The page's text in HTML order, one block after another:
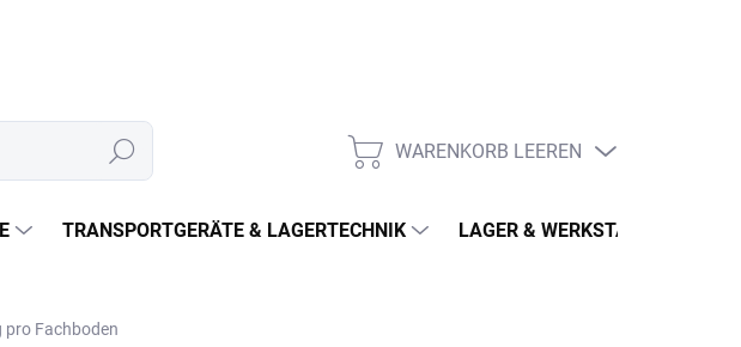
Suchen WARENKORB
WARENKORB LEEREN
TRANSPORTGERÄTE & LAGERTECHNIK LAGER & WERKSTATT
pro Fachboden